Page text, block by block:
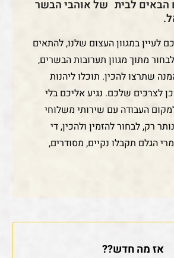
הבאים לבית של אוהבי הבשר
במגוון העצום שלנו, להתאים
מתוך מגוון תערובות הבשרים,
שתרצו להכין. תוכלו ליהנות
לצרכים שלכם. נגיע אליכם בלי
העבודה עם שירותי משלוחי
רק, לבחור להזמין ולהכין, די
הגלם תקבלו נקיים, מסודרים,
אז מה חדש??